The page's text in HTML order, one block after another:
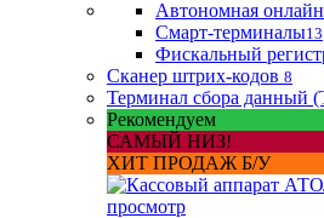
Автономная
Смарт-терминалы13
Фискальный
Сканер штрих-кодов 8
Терминал сбора данный
Рекомендуем
САМЫЙ НИЗ!
ХИТ ПРОДАЖ Б/У
просмотр